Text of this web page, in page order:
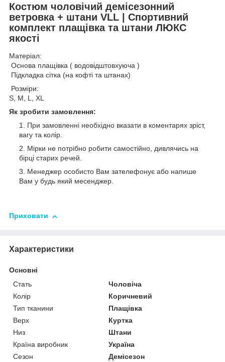
Костюм чоловічий демісезонний
ветровка + штани VLL | Спортивний
комплект плащівка та штани ЛЮКС
якості
Матеріал:
Основа плащівка ( водовідштовхуюча )
Підкладка сітка (на кофті та штанах)
Розміри:
S, M, L, XL
Як зробити замовлення:
При замовленні необхідно вказати в коментарях зріст,
вагу та колір.
Мірки не потрібно робити самостійно, дивлячись на
бірці старих речей.
Менеджер особисто Вам зателефонує або напише
Вам у будь який месенджер.
Приховати
Характеристики
Основні
Стать
Чоловіча
Колір
Коричневий
Тип тканини
Плащівка
Верх
Куртка
Низ
Штани
Країна виробник
Україна
Сезон
Демісезон